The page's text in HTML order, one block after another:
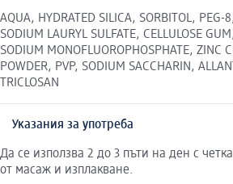
AQUA, HYDRATED SILICA, SORBITOL, PEG-
SODIUM LAURYL SULFATE, CELLULOSE
SODIUM MONOFLUOROPHOSPHATE, ZINC
POWDER, PVP, SODIUM SACCHARIN,
TRICLOSAN
Указания за употреба
Да се използва 2 до 3 пъти на ден с
от масаж и изплакване.